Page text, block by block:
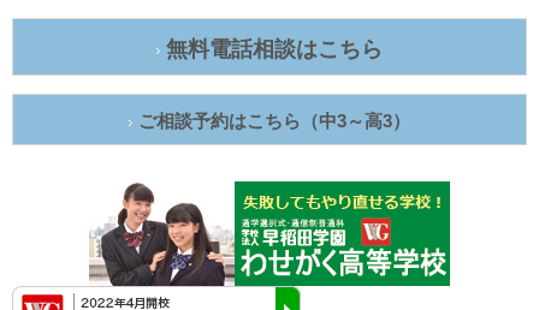
無料電話相談はこちら
ご相談予約はこちら（中3～高3）